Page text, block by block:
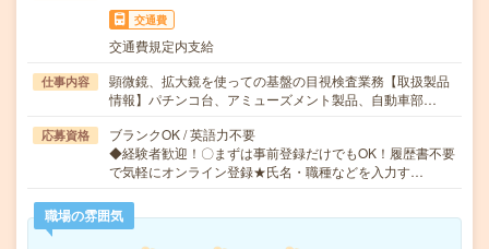
交通費
交通費規定内支給
仕事内容
顕微鏡、拡大鏡を使っての基盤の目視検査業務【取扱製品
情報】パチンコ台、アミューズメント製品、自動車部…
応募資格
ブランクOK / 英語力不要
◆経験者歓迎！〇まずは事前登録だけでもOK！履歴書不要
で気軽にオンライン登録★氏名・職種などを入力す…
職場の雰囲気